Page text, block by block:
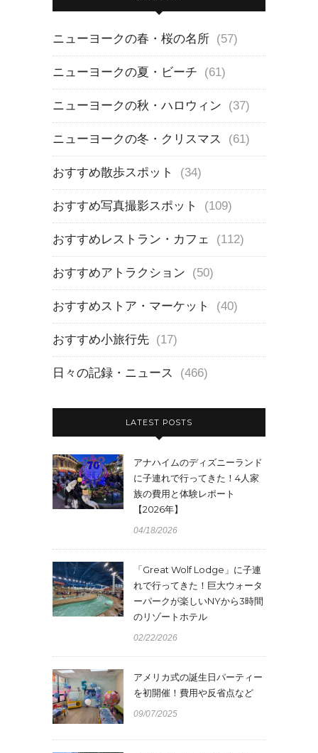
ニューヨークの春・桜の名所 (57)
ニューヨークの夏・ビーチ (61)
ニューヨークの秋・ハロウィン (37)
ニューヨークの冬・クリスマス (61)
おすすめ散歩スポット (34)
おすすめ写真撮影スポット (109)
おすすめレストラン・カフェ (112)
おすすめアトラクション (50)
おすすめストア・マーケット (40)
おすすめ小旅行先 (17)
日々の記録・ニュース (466)
LATEST POSTS
アナハイムのディズニーランド
に子連れで行ってきた！4人家
族の費用と体験レポート
【2026年】
04/18/2026
「Great Wolf Lodge」に子連
れで行ってきた！巨大ウォータ
ーパークが楽しいNYから3時間
のリゾートホテル
02/22/2026
アメリカ式の誕生日パーティー
を初開催！費用や反省点など
09/07/2025